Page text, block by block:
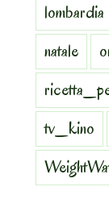
lombardia
natale
tv_kino